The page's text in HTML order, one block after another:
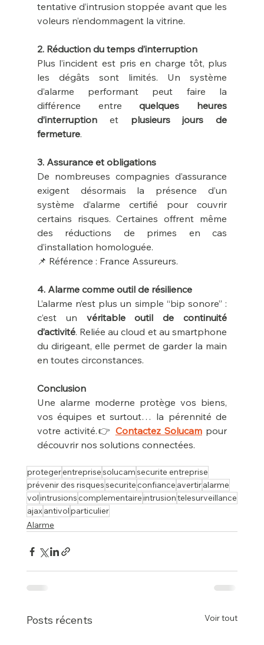
tentative d’intrusion stoppée avant que les
voleurs n’endommagent la vitrine.
2. Réduction du temps d’interruption
Plus l’incident est pris en charge tôt, plus
les dégâts sont limités. Un système
d’alarme performant peut faire la
différence entre quelques heures
d’interruption et plusieurs jours de
fermeture.
3. Assurance et obligations
De nombreuses compagnies d’assurance
exigent désormais la présence d’un
système d’alarme certifié pour couvrir
certains risques. Certaines offrent même
des réductions de primes en cas
d’installation homologuée.
📌 Référence : France Assureurs.
4. Alarme comme outil de résilience
L’alarme n’est plus un simple “bip sonore” :
c’est un véritable outil de continuité
d’activité. Reliée au cloud et au smartphone
du dirigeant, elle permet de garder la main
en toutes circonstances.
Conclusion
Une alarme moderne protège vos biens,
vos équipes et surtout… la pérennité de
votre activité.👉 Contactez Solucam pour
découvrir nos solutions connectées.
protegerentreprisesolucamsecurite entreprise
prévenir des risquessecuriteconfiance avertiralarme
volintrusionscomplementaireintrusiontelesurveillance
ajaxantivolparticulier
Alarme
Posts récents Voir tout